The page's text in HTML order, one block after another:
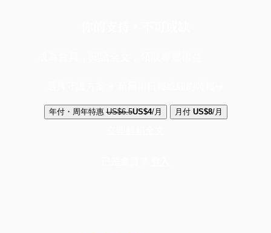
年付・周年特惠 US$6.5US$4/月 月付 US$8/月